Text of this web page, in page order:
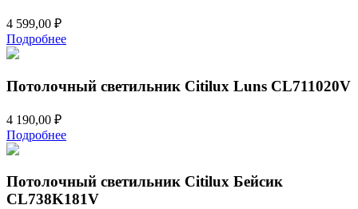
4 599,00 ₽
Подробнее
Потолочный светильник Citilux Luns CL711020V
4 190,00 ₽
Подробнее
Потолочный светильник Citilux Бейсик
CL738K181V